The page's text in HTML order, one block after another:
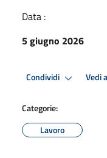
Data :
5 giugno 2026
Condividi Vedi
Categorie:
Lavoro